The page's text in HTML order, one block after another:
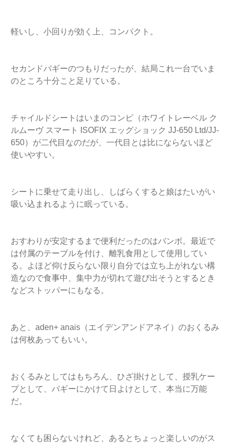
軽いし、小回りが効く上、コンパクト。
セカンドバギーのつもりだったが、結局これ一台でいま
のところ十分こと足りている。
チャイルドシートはいまのコンビ（ホワイトレーベル ク
ルムーヴ スマート ISOFIX エッグショック JJ-650 Ltd/JJ-
650）が二代目なのだが、一代目とは比にならないほど
使いやすい。
シートに乗せて走り出し、しばらくすると娘はたいがい
吸い込まれるように眠っている。
おすわりが安定するまで便利だったのはバンボ。最近で
は付属のテーブルを付け、離乳食用として使用してい
る。よほど仰け反らない限り自分では立ち上がれない構
造なので食事中、集中力が切れて遊び出そうとするとき
などストッパーにもなる。
あと、aden+ anais（エイデンアンドアネイ）のおくるみ
は何枚あってもいい。
おくるみとしてはもちろん、ひざ掛けとして、授乳ケー
プとして、バギーにかけて日よけとして、本当に万能
だ。
なくても困らないけれど、あるとちょっと楽しいのがス